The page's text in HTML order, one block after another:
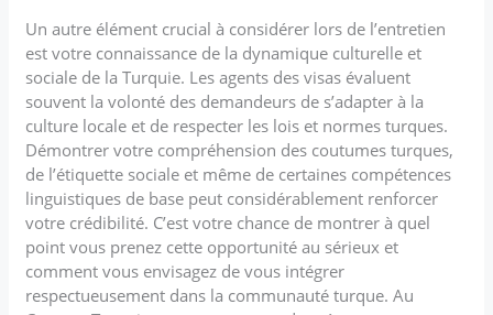
Un autre élément crucial à considérer lors de l’entretien
est votre connaissance de la dynamique culturelle et
sociale de la Turquie. Les agents des visas évaluent
souvent la volonté des demandeurs de s’adapter à la
culture locale et de respecter les lois et normes turques.
Démontrer votre compréhension des coutumes turques,
de l’étiquette sociale et même de certaines compétences
linguistiques de base peut considérablement renforcer
votre crédibilité. C’est votre chance de montrer à quel
point vous prenez cette opportunité au sérieux et
comment vous envisagez de vous intégrer
respectueusement dans la communauté turque. Au